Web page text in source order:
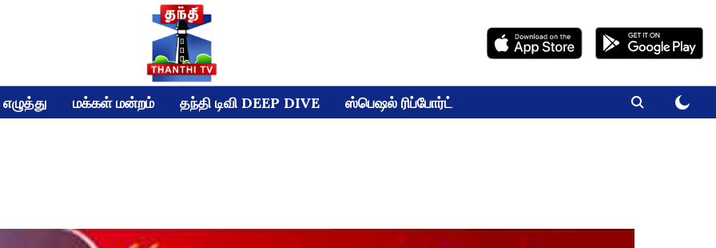
மக்கள் மன்றம் தந்தி டிவி DEEP DIVE ஸ்பெஷல் ரிப்போர்ட்